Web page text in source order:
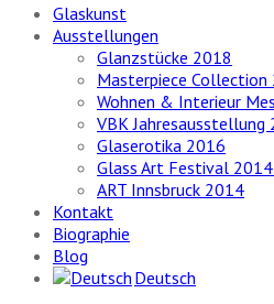
Glaskunst
Ausstellungen
Glanzstücke 2018
Masterpiece Collection
Wohnen & Interieur
VBK Jahresausstellung
Glaserotika 2016
Glass Art Festival
ART Innsbruck 2014
Kontakt
Biographie
Blog
Deutsch